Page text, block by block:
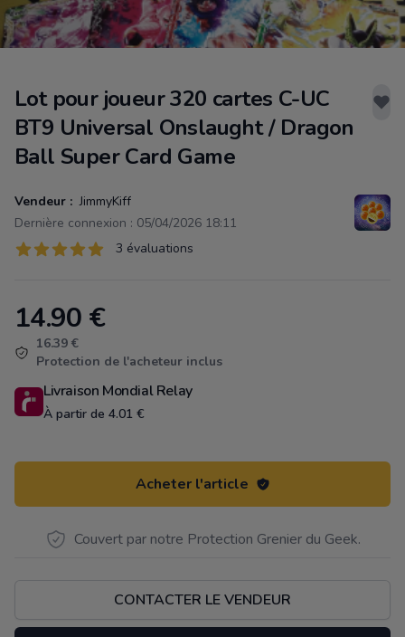
Lot pour joueur 320 cartes C-UC
BT9 Universal Onslaught / Dragon
Ball Super Card Game
Vendeur : JimmyKiff
Dernière connexion : 05/04/2026 18:11
Évaluations
3 sur 5 étoiles 3 évaluations
Product information
14.90 €
16.39 €
Protection de l'acheteur inclus
Livraison Mondial Relay
À partir de 4.01 €
Acheter l'article
Couvert par notre Protection Grenier du Geek.
CONTACTER LE VENDEUR